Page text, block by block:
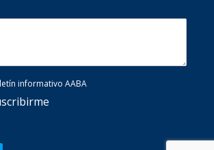
informativo AABA